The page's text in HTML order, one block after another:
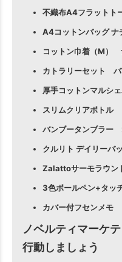
不織布A4フラットト
A4コットンバッグ ナ
コットン巾着（M）
カトラリーセット
厚手コットンマルシ
スリムクリアボトル
バンブータンブラ
クルリト デイリーバ
Zalattoサーモラウン
3色ボールペン+タッ
カバー付フセンメモ
ノベルティマーケ
行動しましょう